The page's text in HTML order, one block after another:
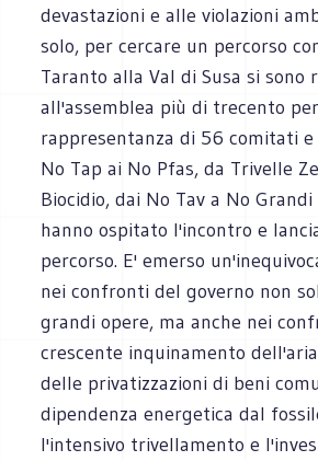
devastazioni e alle violazioni
solo, per cercare un percorso
Taranto alla Val di Susa si sono
all'assemblea più di trecento
rappresentanza di 56 comitati
No Tap ai No Pfas, da Trivelle
Biocidio, dai No Tav a No Grandi
hanno ospitato l'incontro e
percorso. E' emerso
nei confronti del governo non
grandi opere, ma anche nei
crescente inquinamento
delle privatizzazioni di beni
dipendenza energetica dal
l'intensivo trivellamento e